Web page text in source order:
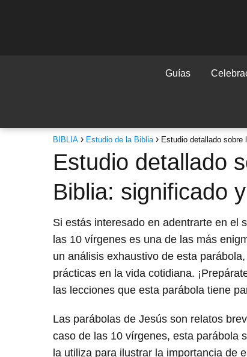
Guías
BIBLIA Estudio de la Biblia Estudio detallado
Estudio detallado
Biblia: significado
Si estás interesado en adentrarte en el
las 10 vírgenes es una de las más
un análisis exhaustivo de esta
prácticas en la vida cotidiana.
las lecciones que esta parábola tiene
Las parábolas de Jesús son relatos
caso de las 10 vírgenes, esta parábola
la utiliza para ilustrar la importancia de